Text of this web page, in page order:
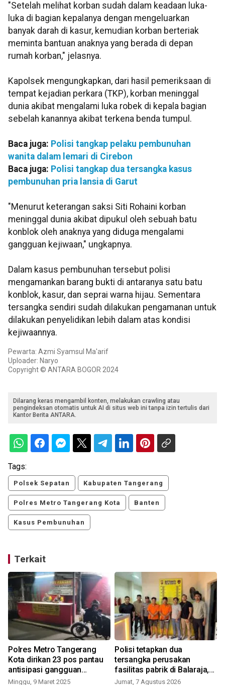
"Setelah melihat korban sudah dalam keadaan luka-
luka di bagian kepalanya dengan mengeluarkan
banyak darah di kasur, kemudian korban berteriak
meminta bantuan anaknya yang berada di depan
rumah korban," jelasnya.
Kapolsek mengungkapkan, dari hasil pemeriksaan di
tempat kejadian perkara (TKP), korban meninggal
dunia akibat mengalami luka robek di kepala bagian
sebelah kanannya akibat terkena benda tumpul.
Baca juga: Polisi tangkap pelaku pembunuhan
wanita dalam lemari di Cirebon
Baca juga: Polisi tangkap dua tersangka kasus
pembunuhan pria lansia di Garut
"Menurut keterangan saksi Siti Rohaini korban
meninggal dunia akibat dipukul oleh sebuah batu
konblok oleh anaknya yang diduga mengalami
gangguan kejiwaan," ungkapnya.
Dalam kasus pembunuhan tersebut polisi
mengamankan barang bukti di antaranya satu batu
konblok, kasur, dan seprai warna hijau. Sementara
tersangka sendiri sudah dilakukan pengamanan untuk
dilakukan penyelidikan lebih dalam atas kondisi
kejiwaannya.
Pewarta: Azmi Syamsul Ma'arif
Uploader: Naryo
Copyright © ANTARA BOGOR 2024
Dilarang keras mengambil konten, melakukan crawling atau
pengindeksan otomatis untuk AI di situs web ini tanpa izin tertulis dari
Kantor Berita ANTARA.
Tags:
Polsek Sepatan Kabupaten Tangerang
Polres Metro Tangerang Kota Banten
Kasus Pembunuhan
Terkait
Polres Metro Tangerang
Kota dirikan 23 pos pantau
antisipasi gangguan
Kamtibmas
Minggu, 9 Maret 2025
Polisi tetapkan dua
tersangka perusakan
fasilitas pabrik di Balaraja,
motifnya pun terkuak
Jumat, 7 Agustus 2026